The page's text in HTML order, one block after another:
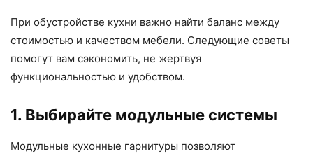
При обустройстве кухни важно найти баланс между
стоимостью и качеством мебели. Следующие советы
помогут вам сэкономить, не жертвуя
функциональностью и удобством.
1. Выбирайте модульные системы
Модульные кухонные гарнитуры позволяют